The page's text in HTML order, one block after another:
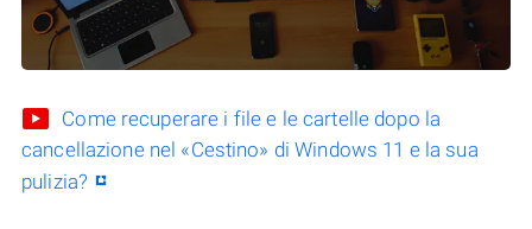
Come recuperare i file e le cartelle dopo la
cancellazione nel «Cestino» di Windows 11 e la sua
pulizia?